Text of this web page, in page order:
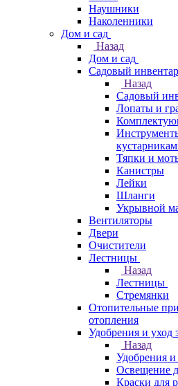
Наушники
Наколенники
Дом и сад
Назад
Дом и сад
Садовый
Назад
Садовый
Лопаты и
Тяпки и
Канистры
Лейки
Шланги
Укрывной
Вентиляторы
Двери
Очистители
Лестницы
Назад
Лестницы
Стремянки
Отопительные
отопления
Удобрения и уход
Назад
Удобрения и
Освещение
Краски для